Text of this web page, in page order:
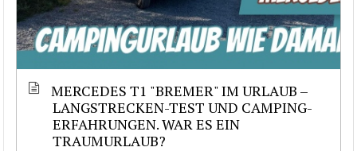
MERCEDES T1 "BREMER" IM URLAUB –
LANGSTRECKEN-TEST UND CAMPING-
ERFAHRUNGEN. WAR ES EIN
TRAUMURLAUB?